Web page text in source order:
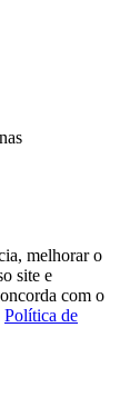
melhorar o
site e
com o
Política de